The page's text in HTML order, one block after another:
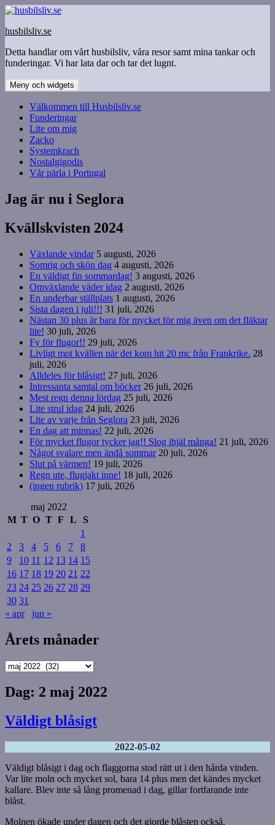
Hoppa
innehåll
husbilsliv.se
Detta handlar om vårt husbilsliv, våra resor samt mina tankar och
funderingar. Vi har lata dar och tar det lugnt.
Meny och widgets
Välkommen till Husbilsliv.se
Funderingar
Lite om mig
Zacko
Systemkrach
Nostalgigodis
Vår pärla i Portugal
Jag är nu i Seglora
Kvällskvisten 2024
Växlande vindar 5 augusti, 2026
Somrig och skön dag 4 augusti, 2026
En väldigt fin sommardag! 3 augusti, 2026
Omväxlande väder idag 2 augusti, 2026
En underbar ställplats 1 augusti, 2026
Sista dagen i juli!!! 31 juli, 2026
Nästan 30 plus är bara för mycket för mig även om det fläktar
lite! 30 juli, 2026
Fy för flugor!! 29 juli, 2026
Livligt mot kvällen när det kom hit 20 mc från Frankrike. 28
juli, 2026
Alldeles för blåsigt! 27 juli, 2026
Intressanta samtal om böcker 26 juli, 2026
Mest regn denna lördag 25 juli, 2026
Lite strul idag 24 juli, 2026
Lite av varje från Seglora 23 juli, 2026
En dag att minnas! 22 juli, 2026
För mycket flugor tycker jag!! Slog ihjäl många! 21 juli, 2026
Något svalare men ändå sommar 20 juli, 2026
Slut på värmen! 19 juli, 2026
Regn ute, flugjakt inne! 18 juli, 2026
(ingen rubrik) 17 juli, 2026
maj 2022
M T O T F L
S
1
2
3 4 5 6 7
8
9
10 11 12 13 14 15
16 17 18 19 20 21 22
23 24 25 26 27 28 29
30 31
« apr
jun »
Årets månader
Årets
Dag: 2 maj 2022
Väldigt blåsigt
2022-05-02
Väldigt blåsigt i dag och flaggorna stod rätt ut i den hårda vinden.
Var lite moln och mycket sol, bara 14 plus men det kändes mycket
kallare. Blev inte så lång promenad i dag, gillar fortfarande inte
blåst.
Molnen ökade under dagen och det gjorde blåsten också.